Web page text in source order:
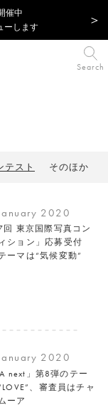
催中
ーします
Search
テスト そのほか
2020
回 東京国際写真コン
ション」応募受付
ーマは“気候変動”
2020
next」第8弾のテー
、審査員はチャ
ーア